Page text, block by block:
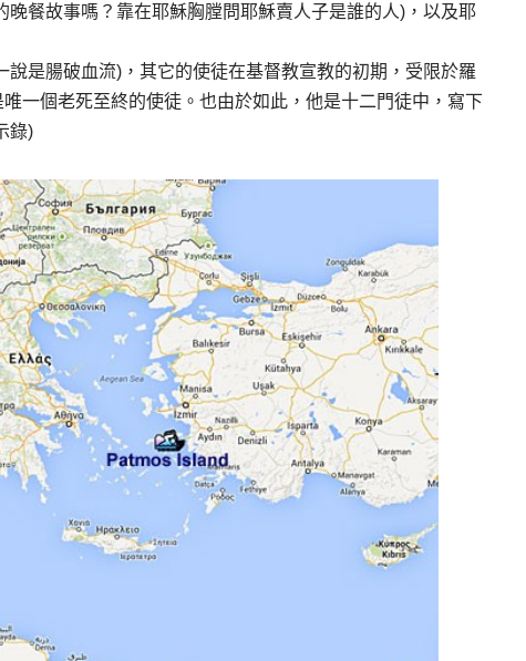
餐故事嗎？靠在耶穌胸膛問耶穌賣人子是誰的人)，以及耶
是腸破血流)，其它的使徒在基督教宣教的初期，受限於羅
一個老死至終的使徒。也由於如此，他是十二門徒中，寫下
錄)